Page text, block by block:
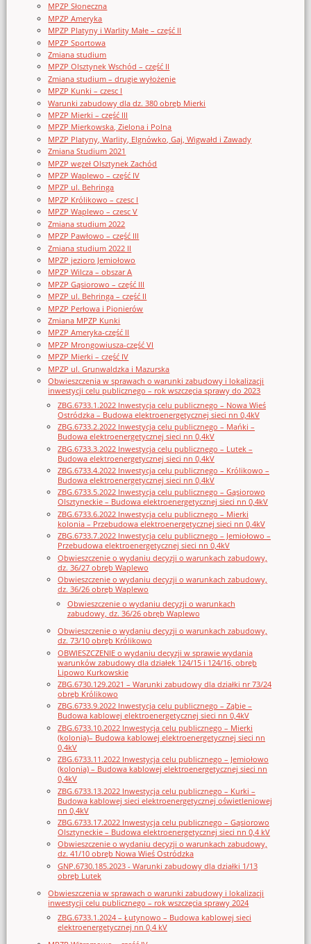
MPZP Słoneczna
MPZP Ameryka
MPZP Platyny i Warlity Małe – część II
MPZP Sportowa
Zmiana studium
MPZP Olsztynek Wschód – część II
Zmiana studium – drugie wyłożenie
MPZP Kunki – czesc I
Warunki zabudowy dla dz. 380 obręb Mierki
MPZP Mierki – część III
MPZP Mierkowska, Zielona i Polna
MPZP Platyny, Warlity, Elgnówko, Gaj, Wigwałd i Zawady
Zmiana Studium 2021
MPZP węzeł Olsztynek Zachód
MPZP Waplewo – część IV
MPZP ul. Behringa
MPZP Królikowo – czesc I
MPZP Waplewo – czesc V
Zmiana studium 2022
MPZP Pawłowo – część III
Zmiana studium 2022 II
MPZP jezioro Jemiołowo
MPZP Wilcza – obszar A
MPZP Gąsiorowo – część III
MPZP ul. Behringa – część II
MPZP Perłowa i Pionierów
Zmiana MPZP Kunki
MPZP Ameryka-część II
MPZP Mrongowiusza-część VI
MPZP Mierki – część IV
MPZP ul. Grunwaldzka i Mazurska
Obwieszczenia w sprawach o warunki zabudowy i lokalizacji
inwestycji celu publicznego – rok wszczęcia sprawy do 2023
ZBG.6733.1.2022 Inwestycja celu publicznego – Nowa Wieś
Ostródzka – Budowa elektroenergetycznej sieci nn 0,4kV
ZBG.6733.2.2022 Inwestycja celu publicznego – Mańki –
Budowa elektroenergetycznej sieci nn 0,4kV
ZBG.6733.3.2022 Inwestycja celu publicznego – Lutek –
Budowa elektroenergetycznej sieci nn 0,4kV
ZBG.6733.4.2022 Inwestycja celu publicznego – Królikowo –
Budowa elektroenergetycznej sieci nn 0,4kV
ZBG.6733.5.2022 Inwestycja celu publicznego – Gąsiorowo
Olsztyneckie – Budowa elektroenergetycznej sieci nn 0,4kV
ZBG.6733.6.2022 Inwestycja celu publicznego – Mierki
kolonia – Przebudowa elektroenergetycznej sieci nn 0,4kV
ZBG.6733.7.2022 Inwestycja celu publicznego – Jemiołowo –
Przebudowa elektroenergetycznej sieci nn 0,4kV
Obwieszczenie o wydaniu decyzji o warunkach zabudowy,
dz. 36/27 obręb Waplewo
Obwieszczenie o wydaniu decyzji o warunkach zabudowy,
dz. 36/26 obręb Waplewo
Obwieszczenie o wydaniu decyzji o warunkach
zabudowy, dz. 36/26 obręb Waplewo
Obwieszczenie o wydaniu decyzji o warunkach zabudowy,
dz. 73/10 obręb Królikowo
OBWIESZCZENIE o wydaniu decyzji w sprawie wydania
warunków zabudowy dla działek 124/15 i 124/16, obręb
Lipowo Kurkowskie
ZBG.6730.129.2021 – Warunki zabudowy dla działki nr 73/24
obręb Królikowo
ZBG.6733.9.2022 Inwestycja celu publicznego – Ząbie –
Budowa kablowej elektroenergetycznej sieci nn 0,4kV
ZBG.6733.10.2022 Inwestycja celu publicznego – Mierki
(kolonia)– Budowa kablowej elektroenergetycznej sieci nn
0,4kV
ZBG.6733.11.2022 Inwestycja celu publicznego – Jemiołowo
(kolonia) – Budowa kablowej elektroenergetycznej sieci nn
0,4kV
ZBG.6733.13.2022 Inwestycja celu publicznego – Kurki –
Budowa kablowej sieci elektroenergetycznej oświetleniowej
nn 0,4kV
ZBG.6733.17.2022 Inwestycja celu publicznego – Gąsiorowo
Olsztyneckie – Budowa elektroenergetycznej sieci nn 0,4 kV
Obwieszczenie o wydaniu decyzji o warunkach zabudowy,
dz. 41/10 obręb Nowa Wieś Ostródzka
GNP.6730.185.2023 - Warunki zabudowy dla działki 1/13
obręb Lutek
Obwieszczenia w sprawach o warunki zabudowy i lokalizacji
inwestycji celu publicznego – rok wszczęcia sprawy 2024
ZBG.6733.1.2024 – Łutynowo – Budowa kablowej sieci
elektroenergetycznej nn 0,4 kV